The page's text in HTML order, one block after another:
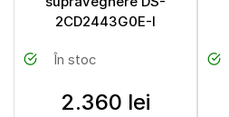
2CD2443G0E-I
În stoc
2.360 lei